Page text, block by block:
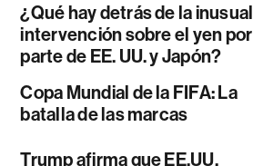
¿Qué hay detrás de la inusual
intervención sobre el yen por
parte de EE. UU. y Japón?
Copa Mundial de la FIFA: La
batalla de las marcas
Trump afirma que EE.UU.